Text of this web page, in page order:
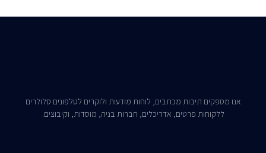
אנו מספקים תיבות מכתבים, לוחות מודעות ולוקרים לטלפונים סלולרים
ללקוחות פרטים, אדריכלים, חברות בניה, מוסדות, וקיבוצים.​